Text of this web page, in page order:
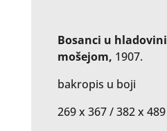
Bosanci u
mošejom, 1907.
bakropis u boji
269 x 367 / 382 x